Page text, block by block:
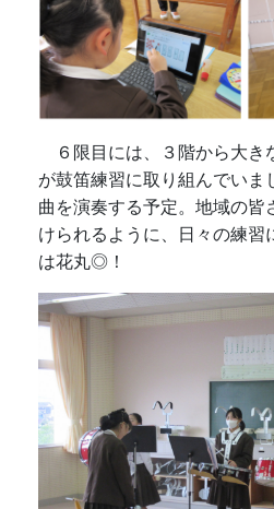
６限目には、３階から大き
が鼓笛練習に取り組んでいま
曲を演奏する予定。地域の皆
けられるように、日々の練習
は花丸◎！